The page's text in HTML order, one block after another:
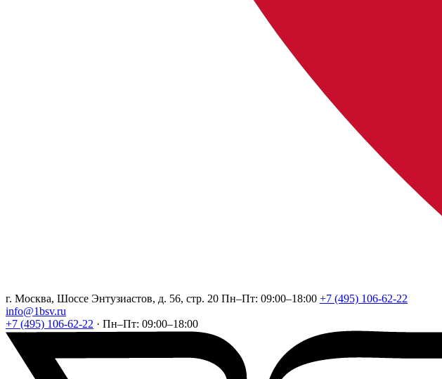
г. Москва, Шоссе Энтузиастов, д. 56, стр. 20 Пн–Пт: 09:00–18:00 +7 (495) 106-62-22
info@1bsv.ru
+7 (495) 106-62-22 · Пн–Пт: 09:00–18:00